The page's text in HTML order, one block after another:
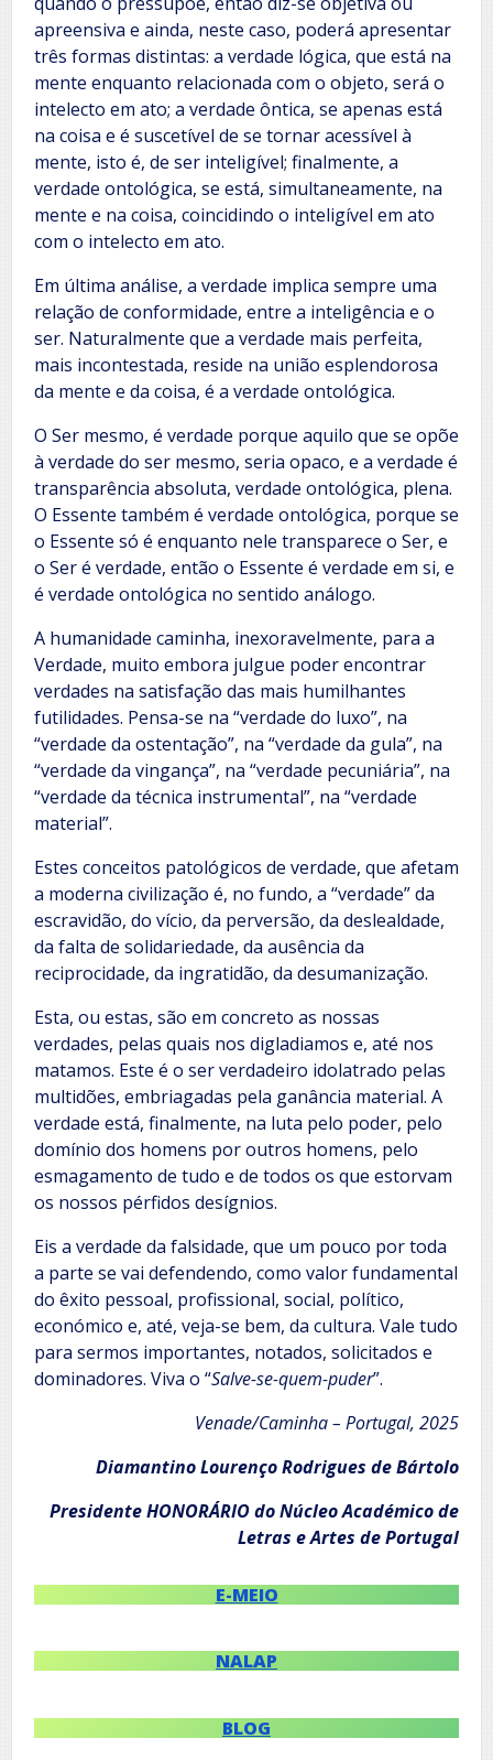
apreensiva e ainda, neste caso, poderá apresentar
três formas distintas: a verdade lógica, que está na
mente enquanto relacionada com o objeto, será o
intelecto em ato; a verdade ôntica, se apenas está
na coisa e é suscetível de se tornar acessível à
mente, isto é, de ser inteligível; finalmente, a
verdade ontológica, se está, simultaneamente, na
mente e na coisa, coincidindo o inteligível em ato
com o intelecto em ato.
Em última análise, a verdade implica sempre uma
relação de conformidade, entre a inteligência e o
ser. Naturalmente que a verdade mais perfeita,
mais incontestada, reside na união esplendorosa
da mente e da coisa, é a verdade ontológica.
O Ser mesmo, é verdade porque aquilo que se opõe
à verdade do ser mesmo, seria opaco, e a verdade é
transparência absoluta, verdade ontológica, plena.
O Essente também é verdade ontológica, porque se
o Essente só é enquanto nele transparece o Ser, e
o Ser é verdade, então o Essente é verdade em si, e
é verdade ontológica no sentido análogo.
A humanidade caminha, inexoravelmente, para a
Verdade, muito embora julgue poder encontrar
verdades na satisfação das mais humilhantes
futilidades. Pensa-se na “verdade do luxo”, na
“verdade da ostentação”, na “verdade da gula”, na
“verdade da vingança”, na “verdade pecuniária”, na
“verdade da técnica instrumental”, na “verdade
material”.
Estes conceitos patológicos de verdade, que afetam
a moderna civilização é, no fundo, a “verdade” da
escravidão, do vício, da perversão, da deslealdade,
da falta de solidariedade, da ausência da
reciprocidade, da ingratidão, da desumanização.
Esta, ou estas, são em concreto as nossas
verdades, pelas quais nos digladiamos e, até nos
matamos. Este é o ser verdadeiro idolatrado pelas
multidões, embriagadas pela ganância material. A
verdade está, finalmente, na luta pelo poder, pelo
domínio dos homens por outros homens, pelo
esmagamento de tudo e de todos os que estorvam
os nossos pérfidos desígnios.
Eis a verdade da falsidade, que um pouco por toda
a parte se vai defendendo, como valor fundamental
do êxito pessoal, profissional, social, político,
económico e, até, veja-se bem, da cultura. Vale tudo
para sermos importantes, notados, solicitados e
dominadores. Viva o “Salve-se-quem-puder”.
Venade/Caminha – Portugal, 2025
Diamantino Lourenço Rodrigues de Bártolo
Presidente HONORÁRIO do Núcleo Académico de
Letras e Artes de Portugal
E-MEIO
NALAP
BLOG